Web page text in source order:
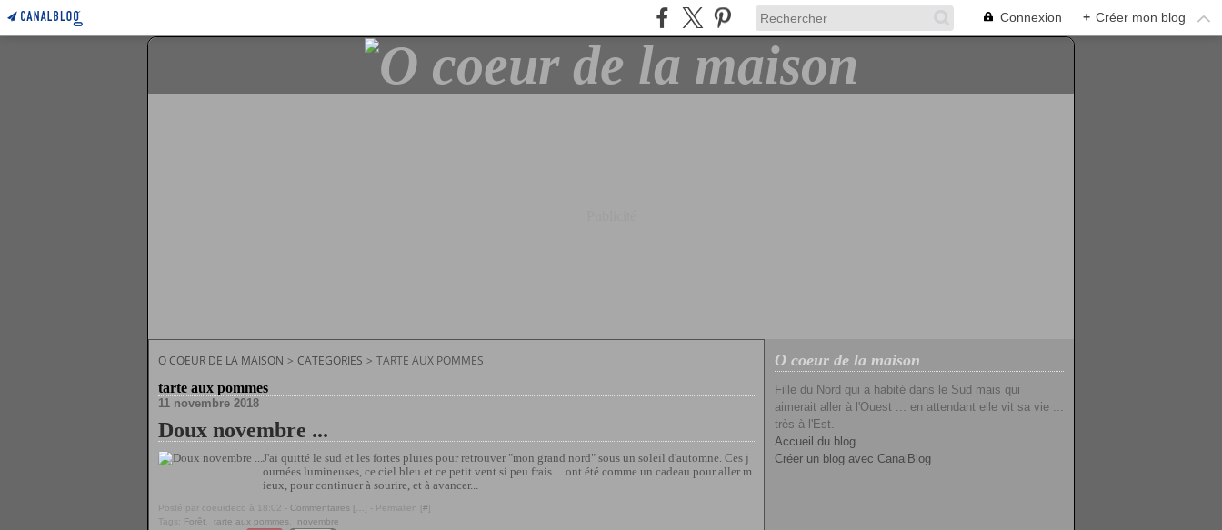
Connexion + Créer mon blog
O COEUR DE LA MAISON > CATEGORIES > TARTE AUX POMMES
tarte aux pommes
11 novembre 2018
Doux novembre ...
J'ai quitté le sud et les fortes pluies pour retrouver "mon grand nord" sous un soleil d'automne. Ces j
ournées lumineuses, ce ciel bleu et ce petit vent si peu frais ... ont été comme un cadeau pour aller m
ieux, pour continuer à sourire, et à avancer...
Posté par coeurdeco à 18:02 - Commentaires [ ] - Permalien [#]
Tags: Forêt tarte aux pommes novembre
O coeur de la maison
Fille du Nord qui a habité dans le Sud mais qui
aimerait aller à l'Ouest ... en attendant elle vit sa vie ...
très à l'Est.
Accueil du blog
Créer un blog avec CanalBlog